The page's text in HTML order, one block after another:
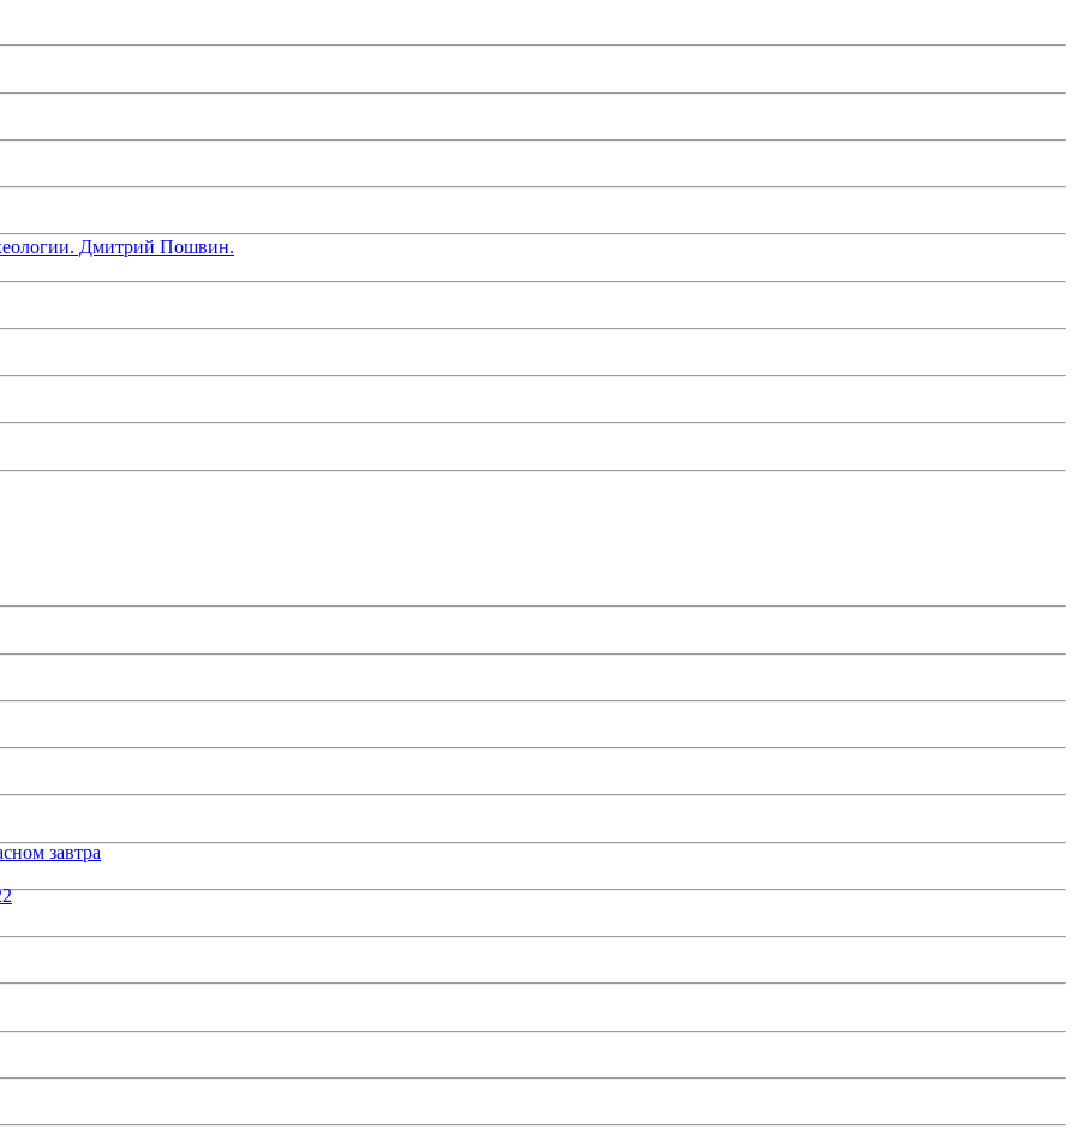
Дмитрий Пошвин.
завтра